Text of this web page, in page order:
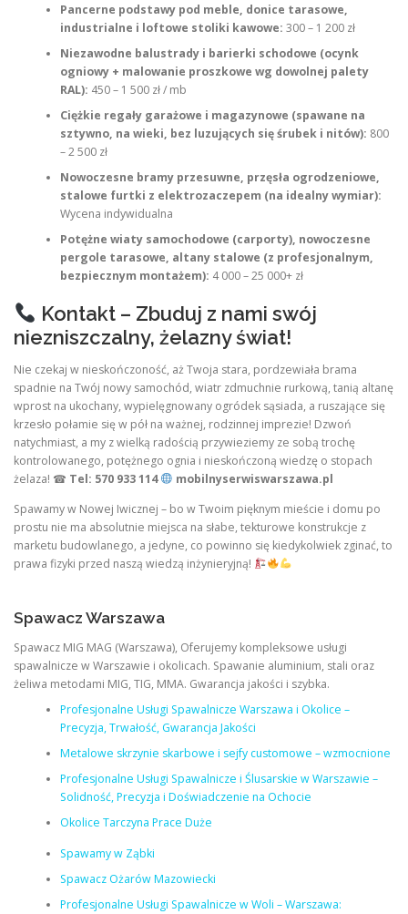
Pancerne podstawy pod meble, donice tarasowe,
industrialne i loftowe stoliki kawowe: 300 – 1 200 zł
Niezawodne balustrady i barierki schodowe (ocynk
ogniowy + malowanie proszkowe wg dowolnej palety
RAL): 450 – 1 500 zł / mb
Ciężkie regały garażowe i magazynowe (spawane na
sztywno, na wieki, bez luzujących się śrubek i nitów): 800
– 2 500 zł
Nowoczesne bramy przesuwne, przęsła ogrodzeniowe,
stalowe furtki z elektrozaczepem (na idealny wymiar):
Wycena indywidualna
Potężne wiaty samochodowe (carporty), nowoczesne
pergole tarasowe, altany stalowe (z profesjonalnym,
bezpiecznym montażem): 4 000 – 25 000+ zł
Kontakt – Zbuduj z nami swój
niezniszczalny, żelazny świat!
Nie czekaj w nieskończoność, aż Twoja stara, pordzewiała brama
spadnie na Twój nowy samochód, wiatr zdmuchnie rurkową, tanią altanę
wprost na ukochany, wypielęgnowany ogródek sąsiada, a ruszające się
krzesło połamie się w pół na ważnej, rodzinnej imprezie! Dzwoń
natychmiast, a my z wielką radością przywieziemy ze sobą trochę
kontrolowanego, potężnego ognia i nieskończoną wiedzę o stopach
żelaza! ☎ Tel: 570 933 114
mobilnyserwiswarszawa.pl
Spawamy w Nowej Iwicznej – bo w Twoim pięknym mieście i domu po
prostu nie ma absolutnie miejsca na słabe, tekturowe konstrukcje z
marketu budowlanego, a jedyne, co powinno się kiedykolwiek zginać, to
prawa fizyki przed naszą wiedzą inżynieryjną!
Spawacz Warszawa
Spawacz MIG MAG (Warszawa), Oferujemy kompleksowe usługi
spawalnicze w Warszawie i okolicach. Spawanie aluminium, stali oraz
żeliwa metodami MIG, TIG, MMA. Gwarancja jakości i szybka.
Profesjonalne Usługi Spawalnicze Warszawa i Okolice –
Precyzja, Trwałość, Gwarancja Jakości
Metalowe skrzynie skarbowe i sejfy customowe – wzmocnione
Profesjonalne Usługi Spawalnicze i Ślusarskie w Warszawie –
Solidność, Precyzja i Doświadczenie na Ochocie
Okolice Tarczyna Prace Duże
Spawamy w Ząbki
Spawacz Ożarów Mazowiecki
Profesjonalne Usługi Spawalnicze w Woli – Warszawa: